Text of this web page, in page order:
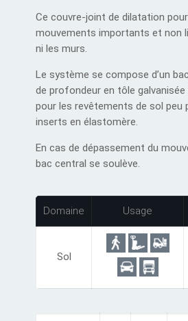
Ce couvre-joint de dilatation
mouvements importants et non
ni les murs.
Le système se compose d’un
de profondeur en tôle galvanisée
pour les revêtements de sol peu
inserts en élastomère.
En cas de dépassement du
bac central se soulève.
Domaine Usage
Sol